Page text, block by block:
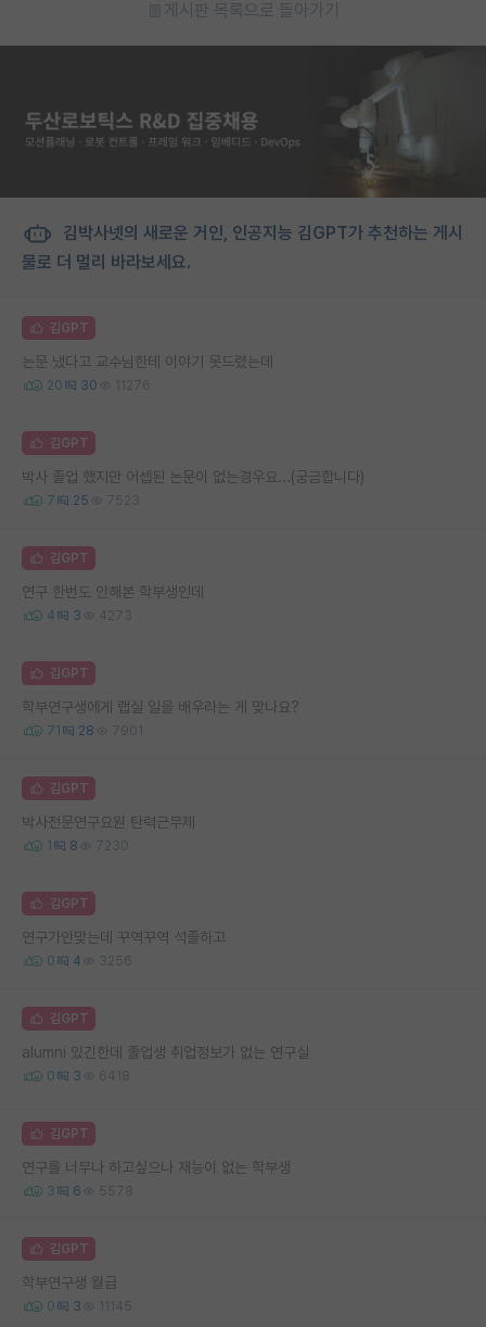
게시판 목록으로 돌아가기
김박사넷의 새로운 거인, 인공지능 김GPT가 추천하는 게시
물로 더 멀리 바라보세요.
김GPT
논문 냈다고 교수님한테 이야기 못드렸는데
20 30 11276
김GPT
박사 졸업 했지만 어셉된 논문이 없는경우요...(궁금합니다)
7 25 7523
김GPT
연구 한번도 안해본 학부생인데
4 3 4273
김GPT
학부연구생에게 랩실 일을 배우라는 게 맞나요?
71 28 7901
김GPT
박사전문연구요원 탄력근무제
1 8 7230
김GPT
연구가안맞는데 꾸역꾸역 석졸하고
0 4 3256
김GPT
alumni 있긴한데 졸업생 취업정보가 없는 연구실
0 3 6418
김GPT
연구를 너무나 하고싶으나 재능이 없는 학부생
3 6 5578
김GPT
학부연구생 월급
0 3 11145